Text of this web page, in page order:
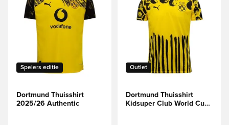
Spelers editie
Dortmund Thuisshirt
2025/26 Authentic
Outlet
Dortmund Thuisshirt
Kidsuper Club World Cup